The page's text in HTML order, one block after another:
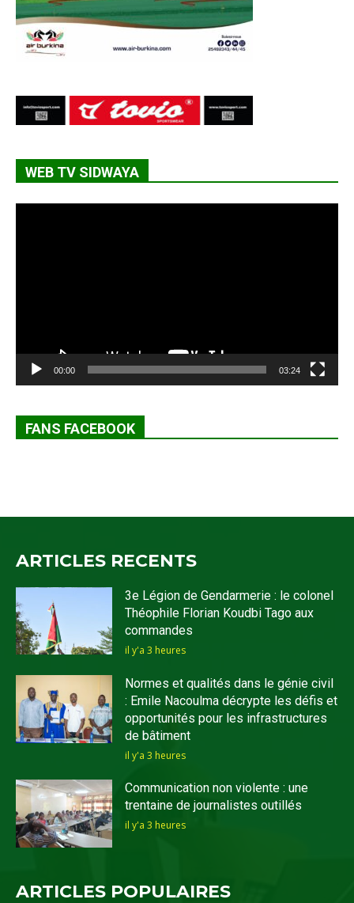
WEB TV SIDWAYA
00:00 03:24
FANS FACEBOOK
ARTICLES RECENTS
3e Légion de Gendarmerie : le colonel
Théophile Florian Koudbi Tago aux
commandes
il y'a 3 heures
Normes et qualités dans le génie civil
: Emile Nacoulma décrypte les défis et
opportunités pour les infrastructures
de bâtiment
il y'a 3 heures
Communication non violente : une
trentaine de journalistes outillés
il y'a 3 heures
ARTICLES POPULAIRES